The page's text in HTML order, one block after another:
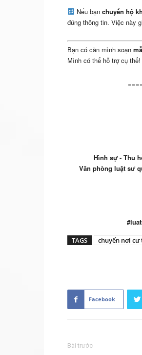
Nếu bạn chuyển hộ
đúng thông tin. Việc này
Bạn có cần mình soạn
Mình có thể hỗ trợ cụ thể!
Hình sự - Thu
Văn phòng luật sư
TAGS chuyển nơi cư
Facebook
Bài trước